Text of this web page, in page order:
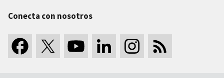
Conecta con nosotros